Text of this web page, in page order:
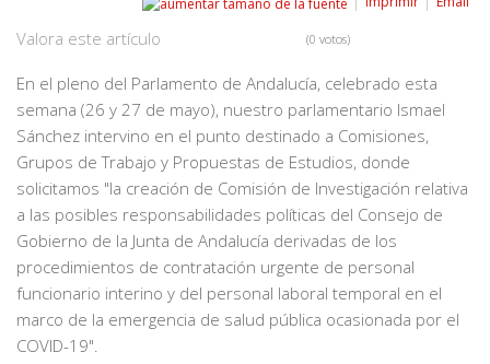
Valora este artículo (0 votos)
En el pleno del Parlamento de Andalucía, celebrado esta
semana (26 y 27 de mayo), nuestro parlamentario Ismael
Sánchez intervino en el punto destinado a Comisiones,
Grupos de Trabajo y Propuestas de Estudios, donde
solicitamos "la creación de Comisión de Investigación relativa
a las posibles responsabilidades políticas del Consejo de
Gobierno de la Junta de Andalucía derivadas de los
procedimientos de contratación urgente de personal
funcionario interino y del personal laboral temporal en el
marco de la emergencia de salud pública ocasionada por el
COVID-19".